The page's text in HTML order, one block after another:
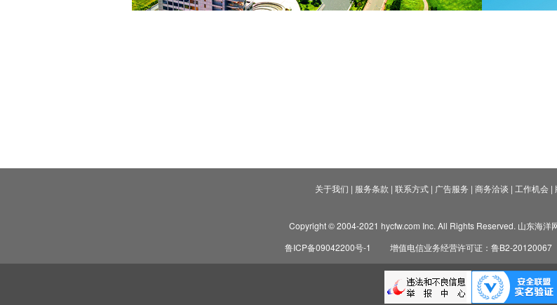
关于我们 | 服务条款 | 联系方式| 广告服务 | 商务洽谈 | 工作机会|
Copyright © 2004-2021 hycfw.com Inc. All Rights Reserved. 山东海洋
鲁ICP备09042200号-1
增值电信业务经营许可证：鲁B2-20120067